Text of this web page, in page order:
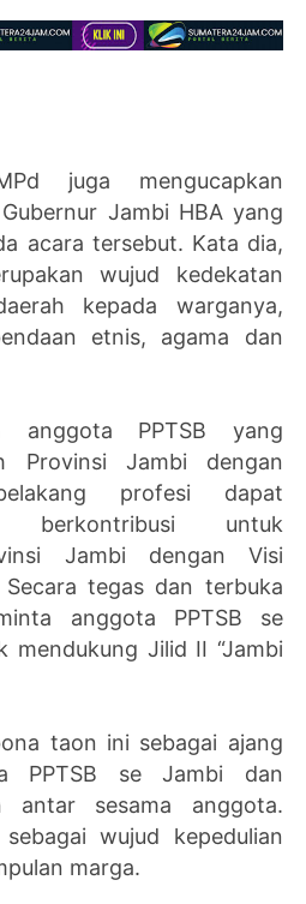
juga mengucapkan
Jambi HBA yang
acara tersebut. Kata dia,
wujud kedekatan
kepada warganya,
etnis, agama dan
anggota PPTSB yang
Provinsi Jambi dengan
profesi dapat
berkontribusi untuk
Jambi dengan Visi
Secara tegas dan terbuka
anggota PPTSB se
mendukung Jilid II “Jambi
taon ini sebagai ajang
PPTSB se Jambi dan
antar sesama anggota.
wujud kepedulian
marga.